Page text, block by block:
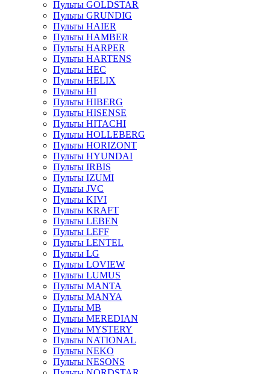
Пульты GOLDSTAR
Пульты GRUNDIG
Пульты HAIER
Пульты HAMBER
Пульты HARPER
Пульты HARTENS
Пульты HEC
Пульты HELIX
Пульты HI
Пульты HIBERG
Пульты HISENSE
Пульты HITACHI
Пульты HOLLEBERG
Пульты HORIZONT
Пульты HYUNDAI
Пульты IRBIS
Пульты IZUMI
Пульты JVC
Пульты KIVI
Пульты KRAFT
Пульты LEBEN
Пульты LEFF
Пульты LENTEL
Пульты LG
Пульты LOVIEW
Пульты LUMUS
Пульты MANTA
Пульты MANYA
Пульты MB
Пульты MEREDIAN
Пульты MYSTERY
Пульты NATIONAL
Пульты NEKO
Пульты NESONS